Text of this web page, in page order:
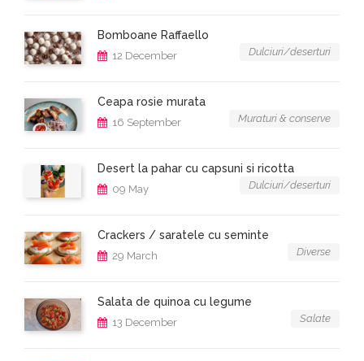
Bomboane Raffaello
12 December Dulciuri/deserturi
Ceapa rosie murata
16 September Muraturi & conserve
Desert la pahar cu capsuni si ricotta
09 May Dulciuri/deserturi
Crackers / saratele cu seminte
29 March Diverse
Salata de quinoa cu legume
13 December Salate